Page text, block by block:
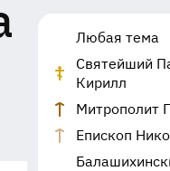
Любая тема
Святейший
Кирилл
Митрополит
Епископ